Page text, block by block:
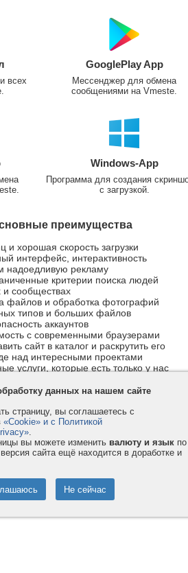
всех
GooglePlay App
Мессенджер для обмена
сообщениями на Vmeste.
Windows-App
Программа для создания
с загрузкой.
преимущества
и хорошая скорость загрузки
интерфейс, интерактивность
рекламу
критерии поиска людей
и сообществах
файлов и обработка фотографий
типов и больших файлов
аккаунтов
с современными браузерами
сайт в каталог и раскрутить его
над интересными проектами
услуги, которые есть только у нас
Privacy и Cookie
Помощь
- Все права защищены.
данных на нашем сайте
страницу, вы соглашаетесь с
«Cookie» и с Политикой
.
вы можете изменить валюту и язык по
сайта ещё находится в доработке и